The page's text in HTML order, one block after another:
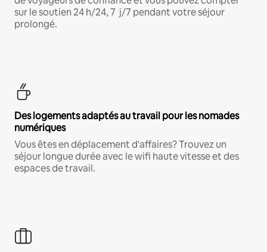
sur le soutien 24 h/24, 7 j/7 pendant votre séjour
prolongé.
Des logements adaptés au travail pour les nomades
numériques
Vous êtes en déplacement d'affaires? Trouvez un
séjour longue durée avec le wifi haute vitesse et des
espaces de travail.